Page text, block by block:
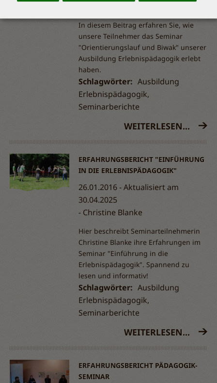
In diesem Beitrag erfahren Sie, wie
unsere Teilnehmer das Seminar
"Orientierungslauf und Biwak" unserer
Ausbildung Erlebnispädagogik erlebt
haben.
Schlagwörter: Ausbildung
Erlebnispädagogik,
Seminarberichte
WEITERLESEN...
ERFAHRUNGSBERICHT "EINFÜHRUNG
IN DIE ERLEBNISPÄDAGOGIK"
26.01.2016 - Aktualisiert am
30.04.2025
Christine Blanke
Hier beschreibt Seminarteilnehmerin
Christine Blanke ihre Erfahrungen im
Seminar "Einführung in die
Erlebnispädagogik". Spannend zu
lesen und informativ!
Schlagwörter: Ausbildung
Erlebnispädagogik,
Seminarberichte
WEITERLESEN...
ERFAHRUNGSBERICHT PÄDAGOGIK-
SEMINAR